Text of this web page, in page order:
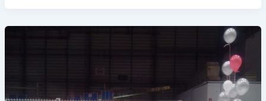
de
eventos